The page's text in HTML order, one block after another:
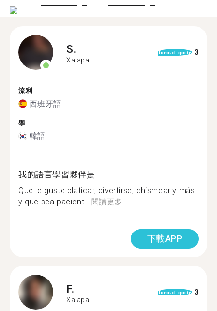
S.
Xalapa
format_quote 3
流利
西班牙語
學
韓語
我的語言學習夥伴是
Que le guste platicar, divertirse, chismear y más
y que sea pacient...閱讀更多
下載APP
F.
Xalapa
format_quote 3